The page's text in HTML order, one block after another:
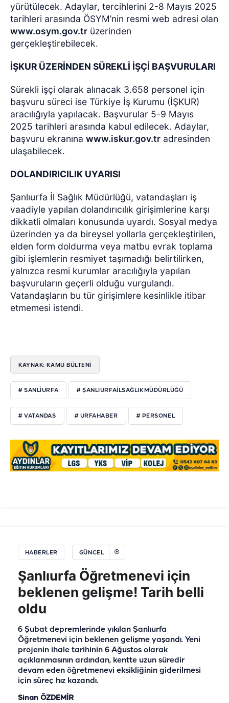
yürütülecek. Adaylar, tercihlerini 2-8 Mayıs 2025
tarihleri arasında ÖSYM’nin resmi web adresi olan
www.osym.gov.tr üzerinden
gerçekleştirebilecek.
İŞKUR ÜZERİNDEN SÜREKLİ İŞÇİ BAŞVURULARI
Sürekli işçi olarak alınacak 3.658 personel için
başvuru süreci ise Türkiye İş Kurumu (İŞKUR)
aracılığıyla yapılacak. Başvurular 5-9 Mayıs
2025 tarihleri arasında kabul edilecek. Adaylar,
başvuru ekranınawww.iskur.gov.tr adresinden
ulaşabilecek.
DOLANDIRICILIK UYARISI
Şanlıurfa İl Sağlık Müdürlüğü, vatandaşları iş
vaadiyle yapılan dolandırıcılık girişimlerine karşı
dikkatli olmaları konusunda uyardı. Sosyal medya
üzerinden ya da bireysel yollarla gerçekleştirilen,
elden form doldurma veya matbu evrak toplama
gibi işlemlerin resmiyet taşımadığı belirtilirken,
yalnızca resmi kurumlar aracılığıyla yapılan
başvuruların geçerli olduğu vurgulandı.
Vatandaşların bu tür girişimlere kesinlikle itibar
etmemesi istendi.
KAYNAK: KAMU BÜLTENİ
# SANLIURFA # ŞANLIURFAİLSAĞLIKMÜDÜRLÜĞÜ
# VATANDAS # URFAHABER # PERSONEL
HABERLER GÜNCEL
Şanlıurfa Öğretmenevi için
beklenen gelişme! Tarih belli
oldu
6 Şubat depremlerinde yıkılan Şanlıurfa
Öğretmenevi için beklenen gelişme yaşandı. Yeni
projenin ihale tarihinin 6 Ağustos olarak
açıklanmasının ardından, kentte uzun süredir
devam eden öğretmenevi eksikliğinin giderilmesi
için süreç hız kazandı.
Sinan ÖZDEMİR